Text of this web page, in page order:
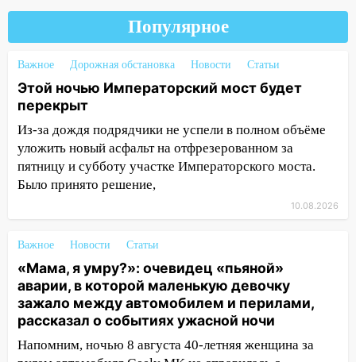
контроля администрации Ульяновска
11:12 В Ульяновской области в огне
погиб один человек
11:05 12 человек погибли и 39 получили
ранения после атаки беспилотников на
Нижнекамск
10:51 В Ульяновской области
перехвачены четыре беспилотника
10:15
Соцсети: мотоциклист врезался в
10:11
Во время атаки беспилотников в
Нижнекамске погибли люди: в
республике объявили траур
10:06 За выходные выпало больше
месячной нормы осадков и упало 111
деревьев в Ульяновске
Популярное
Важное Дорожная обстановка Новости Статьи
Этой ночью Императорский мост будет
перекрыт
Из-за дождя подрядчики не успели в полном объёме
уложить новый асфальт на отфрезерованном за
пятницу и субботу участке Императорского моста.
Было принято решение,
10.08.2026
Важное Новости Статьи
«Мама, я умру?»: очевидец «пьяной»
аварии, в которой маленькую девочку
зажало между автомобилем и перилами,
рассказал о событиях ужасной ночи
Напомним, ночью 8 августа 40-летняя женщина за